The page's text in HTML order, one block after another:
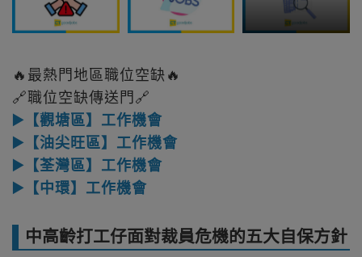
🔥最熱門地區職位空缺🔥
🔗職位空缺傳送門🔗
▶️【觀塘區】工作機會
▶️【油尖旺區】工作機會
▶️【荃灣區】工作機會
▶️【中環】工作機會
中高齡打工仔面對裁員危機的五大自保方針